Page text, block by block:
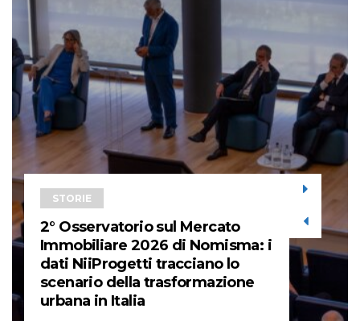
STORIE
2° Osservatorio sul Mercato
Immobiliare 2026 di Nomisma: i
dati NiiProgetti tracciano lo
scenario della trasformazione
urbana in Italia